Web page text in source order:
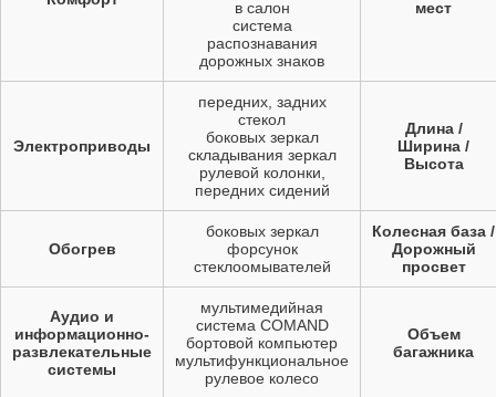
в салон
система
распознавания
дорожных знаков
мест
Электроприводы
передних, задних
стекол
боковых зеркал
складывания зеркал
рулевой колонки,
передних сидений
Длина /
Ширина /
Высота
Обогрев
боковых зеркал
форсунок
стеклоомывателей
Колесная база /
Дорожный
просвет
Аудио и
информационно-
развлекательные
системы
мультимедийная
система COMAND
бортовой компьютер
мультифункциональное
рулевое колесо
Объем
багажника